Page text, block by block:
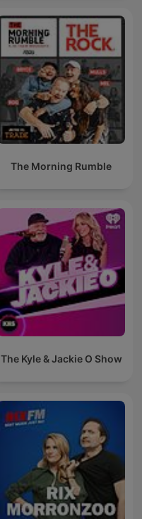
The Morning Rumble
The Kyle & Jackie O Show